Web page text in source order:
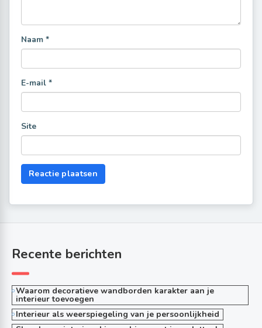
Naam *
E-mail *
Site
Recente berichten
Waarom decoratieve wandborden karakter aan je
interieur toevoegen
Interieur als weerspiegeling van je persoonlijkheid